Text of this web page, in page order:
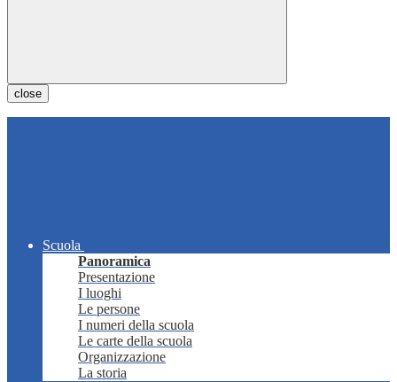
close
Scuola
Panoramica
Presentazione
I luoghi
Le persone
I numeri della scuola
Le carte della scuola
Organizzazione
La storia